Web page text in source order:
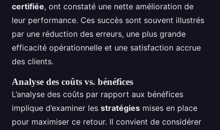
certifiée, ont constaté une nette amélioration de
leur performance. Ces succès sont souvent illustrés
par une réduction des erreurs, une plus grande
efficacité opérationnelle et une satisfaction accrue
des clients.
Analyse des coûts vs. bénéfices
L’analyse des coûts par rapport aux bénéfices
implique d’examiner les stratégies mises en place
pour maximiser ce retour. Il convient de considérer